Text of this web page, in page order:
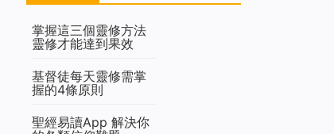
掌握這三個靈修方法
靈修才能達到果效
基督徒每天靈修需掌
握的4條原則
聖經易讀App 解決你